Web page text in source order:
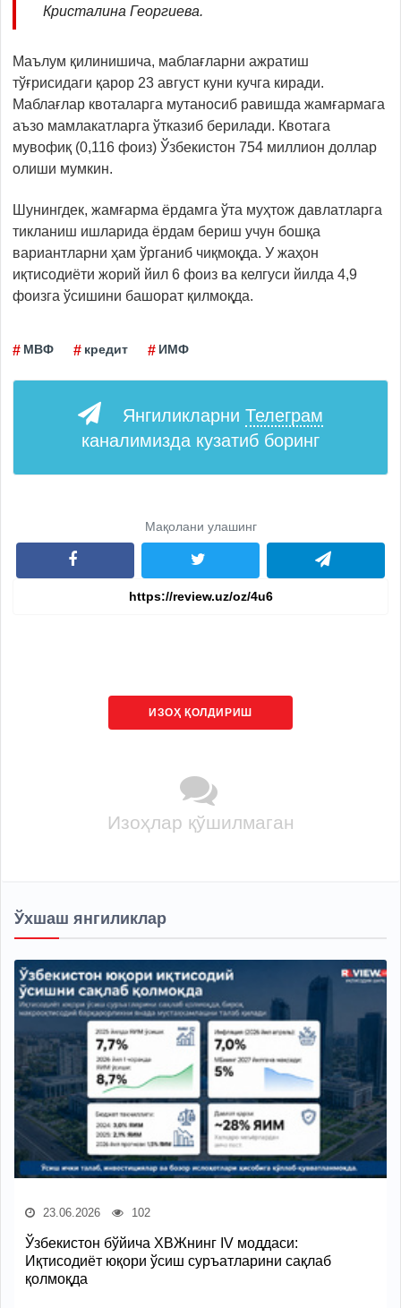
Кристалина Георгиева.
Маълум қилинишича, маблағларни ажратиш
тўғрисидаги қарор 23 август куни кучга киради.
Маблағлар квоталарга мутаносиб равишда жамғармага
аъзо мамлакатларга ўтказиб берилади. Квотага
мувофиқ (0,116 фоиз) Ўзбекистон 754 миллион доллар
олиши мумкин.
Шунингдек, жамғарма ёрдамга ўта муҳтож давлатларга
тикланиш ишларида ёрдам бериш учун бошқа
вариантларни ҳам ўрганиб чиқмоқда. У жаҳон
иқтисодиёти жорий йил 6 фоиз ва келгуси йилда 4,9
фоизга ўсишини башорат қилмоқда.
МВФ кредит ИМФ
Янгиликларни Телеграм
каналимизда кузатиб боринг
Мақолани улашинг
ИЗОҲ ҚОЛДИРИШ
Изоҳлар қўшилмаган
Ўхшаш янгиликлар
23.06.2026 102
Ўзбекистон бўйича ХВЖнинг IV моддаси:
Иқтисодиёт юқори ўсиш суръатларини сақлаб
қолмоқда